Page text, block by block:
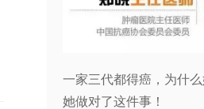
一家三代都得癌，为什
她做对了这件事！